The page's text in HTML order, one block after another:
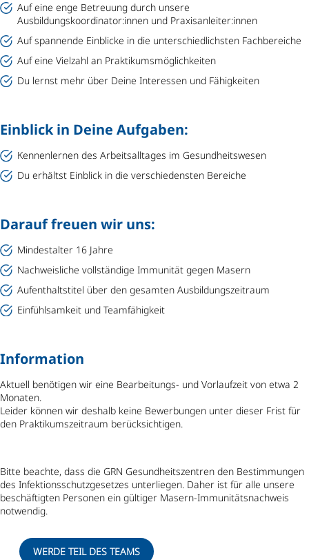
Auf eine enge Betreuung durch unsere
Ausbildungskoordinator:innen und Praxisanleiter:innen
Auf spannende Einblicke in die unterschiedlichsten Fachbereiche
Auf eine Vielzahl an Praktikumsmöglichkeiten
Du lernst mehr über Deine Interessen und Fähigkeiten
Einblick in Deine Aufgaben:
Kennenlernen des Arbeitsalltages im Gesundheitswesen
Du erhältst Einblick in die verschiedensten Bereiche
Darauf freuen wir uns:
Mindestalter 16 Jahre
Nachweisliche vollständige Immunität gegen Masern
Aufenthaltstitel über den gesamten Ausbildungszeitraum
Einfühlsamkeit und Teamfähigkeit
Information
Aktuell benötigen wir eine Bearbeitungs- und Vorlaufzeit von etwa 2
Monaten.
Leider können wir deshalb keine Bewerbungen unter dieser Frist für
den Praktikumszeitraum berücksichtigen.
Bitte beachte, dass die GRN Gesundheitszentren den Bestimmungen
des Infektionsschutzgesetzes unterliegen. Daher ist für alle unsere
beschäftigten Personen ein gültiger Masern-Immunitätsnachweis
notwendig.
WERDE TEIL DES TEAMS